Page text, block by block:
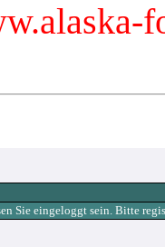
Sie eingeloggt sein. Bitte